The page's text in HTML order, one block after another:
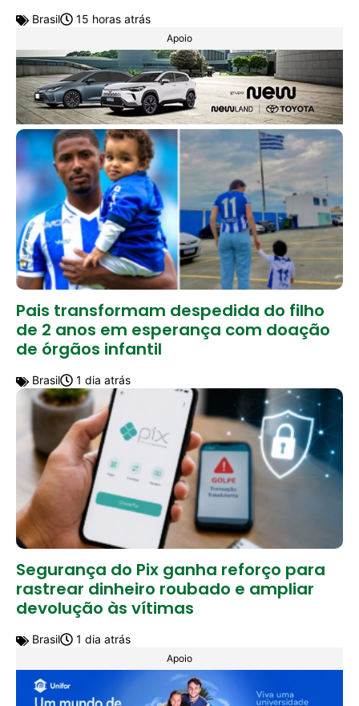
Brasil 15 horas atrás
Apoio
Pais transformam despedida do filho
de 2 anos em esperança com doação
de órgãos infantil
Brasil 1 dia atrás
Segurança do Pix ganha reforço para
rastrear dinheiro roubado e ampliar
devolução às vítimas
Brasil 1 dia atrás
Apoio